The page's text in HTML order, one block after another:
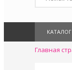
Главная